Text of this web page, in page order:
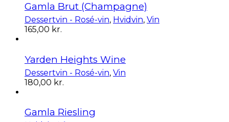
Gamla Brut (Champagne)
Dessertvin - Rosé-vin, Hvidvin, Vin
165,00 kr.
Yarden Heights Wine
Dessertvin - Rosé-vin, Vin
180,00 kr.
Gamla Riesling